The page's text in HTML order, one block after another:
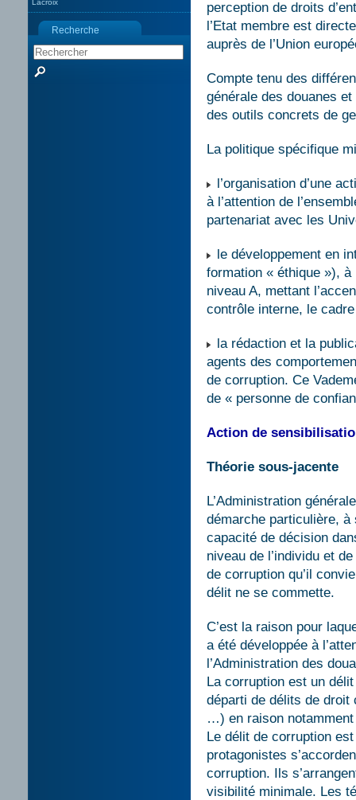
Lacroix
Recherche
perception de droits
l’Etat membre est
auprès de l’Union
Compte tenu des
générale des douanes
des outils concrets de
La politique spécifique
l’organisation d’une
à l’attention de
partenariat avec les
le développement en
formation « éthique »),
niveau A, mettant
contrôle interne, le
la rédaction et la
agents des
de corruption. Ce
de « personne de
Action de
Théorie sous-jacente
L’Administration
démarche particulière, à
capacité de décision
niveau de l’individu et
de corruption qu’il
délit ne se commette.
C’est la raison pour
a été développée à
l’Administration des
La corruption est un
départi de délits de
…) en raison notamment
Le délit de corruption
protagonistes
corruption. Ils
visibilité minimale. Les